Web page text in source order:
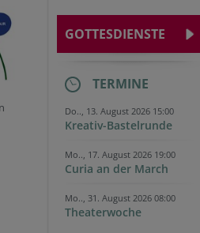
GOTTESDIENSTE
TERMINE
Do.., 13. August 2026 15:00
Kreativ-Bastelrunde
Mo.., 17. August 2026 19:00
Curia an der March
Mo.., 31. August 2026 08:00
Theaterwoche